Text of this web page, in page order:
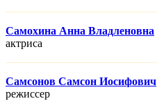
Самохина Анна Владленовна
актриса
Самсонов Самсон Иосифович
режисcер